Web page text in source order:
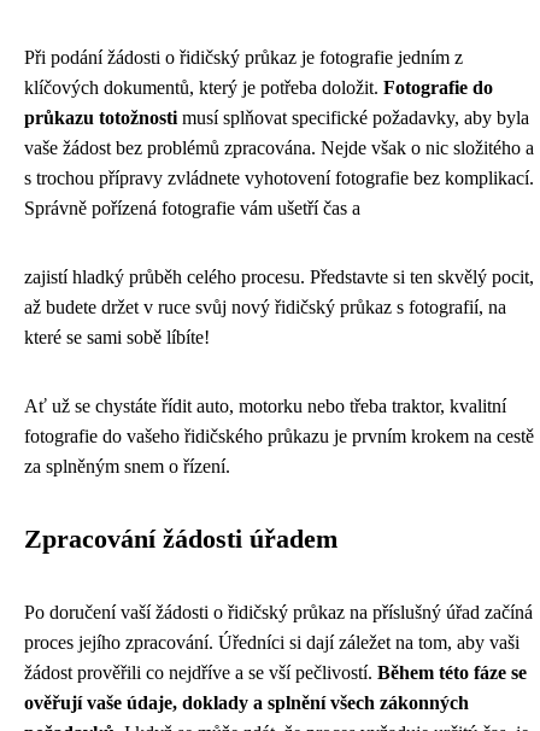
Při podání žádosti o řidičský průkaz je fotografie jedním z
klíčových dokumentů, který je potřeba doložit. Fotografie do
průkazu totožnosti musí splňovat specifické požadavky, aby byla
vaše žádost bez problémů zpracována. Nejde však o nic složitého a
s trochou přípravy zvládnete vyhotovení fotografie bez komplikací.
Správně pořízená fotografie vám ušetří čas a
zajistí hladký průběh celého procesu. Představte si ten skvělý pocit,
až budete držet v ruce svůj nový řidičský průkaz s fotografií, na
které se sami sobě líbíte!
Ať už se chystáte řídit auto, motorku nebo třeba traktor, kvalitní
fotografie do vašeho řidičského průkazu je prvním krokem na cestě
za splněným snem o řízení.
Zpracování žádosti úřadem
Po doručení vaší žádosti o řidičský průkaz na příslušný úřad začíná
proces jejího zpracování. Úředníci si dají záležet na tom, aby vaši
žádost prověřili co nejdříve a se vší pečlivostí. Během této fáze se
ověřují vaše údaje, doklady a splnění všech zákonných